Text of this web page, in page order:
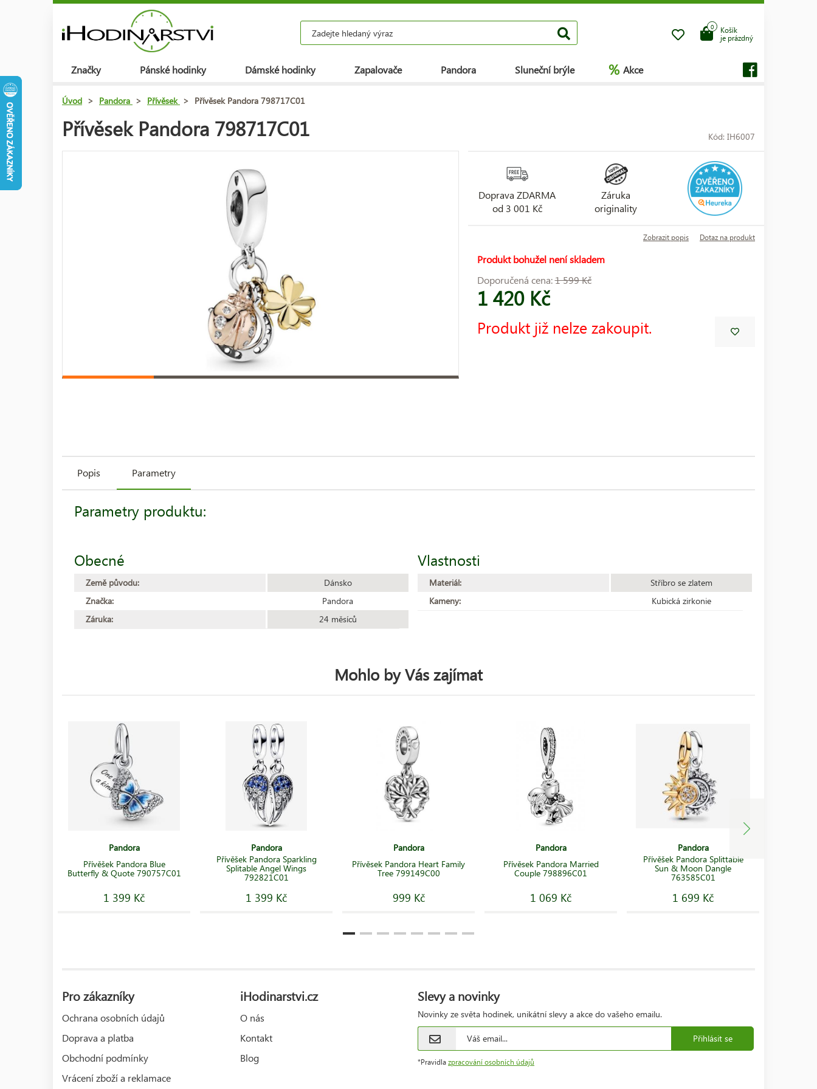
Košík
je prázdný
0
Značky Pánské hodinky Dámské hodinky Zapalovače Pandora Sluneční brýle % Akce
Úvod > Pandora > Přívěsek > Přívěsek Pandora 798717C01
Přívěsek Pandora 798717C01 Kód: IH6007
Doprava ZDARMA
od 3 001 Kč
Záruka
originality
Zobrazit popis Dotaz na produkt
Produkt bohužel není skladem
Doporučená cena:1 599 Kč
1 420 Kč
Produkt již nelze zakoupit.
Popis Parametry
Parametry produktu:
Obecné
Země původu:
Dánsko
Značka:
Pandora
Záruka:
24 měsíců
Vlastnosti
Materiál:
Stříbro se zlatem
Kameny:
Kubická zirkonie
Mohlo by Vás zajímat
Pandora
Přívěšek Pandora Blue
Butterfly & Quote 790757C01
1 399 Kč
Pandora
Přívěšek Pandora Sparkling
Splitable Angel Wings
792821C01
1 399 Kč
Pandora
Přívěsek Pandora Heart Family
Tree 799149C00
999 Kč
Pandora
Přívěsek Pandora Married
Couple 798896C01
1 069 Kč
Pandora
Přívěšek Pandora Splittable
Sun & Moon Dangle
763585C01
1 699 Kč
Pro zákazníky
Ochrana osobních údajů
Doprava a platba
Obchodní podmínky
Vrácení zboží a reklamace
iHodinarstvi.cz
O nás
Kontakt
Blog
Slevy a novinky
Novinky ze světa hodinek, unikátní slevy a akce do vašeho emailu.
Přihlásit se
*Pravidla zpracování osobních údajů